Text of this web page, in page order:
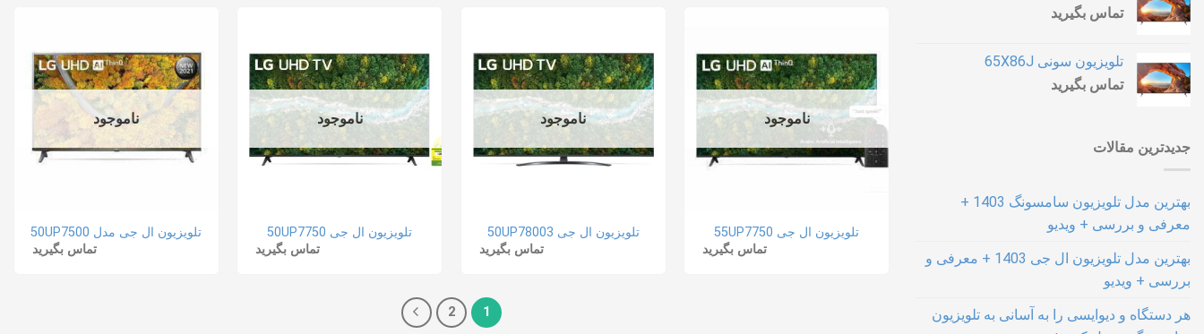
تماس بگیرید
تلویزیون سونی 65X86J
تماس بگیرید
جدیدترین مقالات
بهترین مدل تلویزیون سامسونگ 1403 +
معرفی و بررسی + ویدیو
بهترین مدل تلویزیون ال جی 1403 + معرفی و
بررسی + ویدیو
هر دستگاه و دیوایسی را به آسانی به تلویزیون
ناموجود
تلویزیون ال جی 55UP7750
تماس بگیرید
ناموجود
تلویزیون ال جی 50UP78003
تماس بگیرید
ناموجود
تلویزیون ال جی 50UP7750
تماس بگیرید
ناموجود
تلویزیون ال جی مدل 50UP7500
تماس بگیرید
1
2